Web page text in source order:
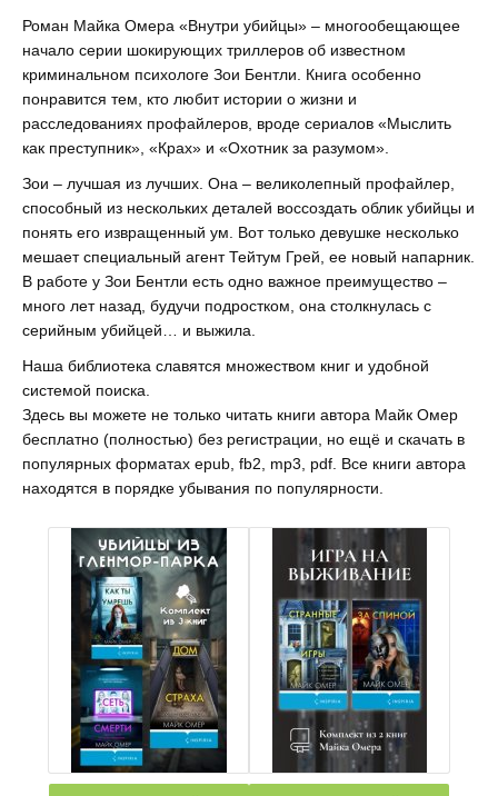
Роман Майка Омера «Внутри убийцы» – многообещающее
начало серии шокирующих триллеров об известном
криминальном психологе Зои Бентли. Книга особенно
понравится тем, кто любит истории о жизни и
расследованиях профайлеров, вроде сериалов «Мыслить
как преступник», «Крах» и «Охотник за разумом».
Зои – лучшая из лучших. Она – великолепный профайлер,
способный из нескольких деталей воссоздать облик убийцы и
понять его извращенный ум. Вот только девушке несколько
мешает специальный агент Тейтум Грей, ее новый напарник.
В работе у Зои Бентли есть одно важное преимущество –
много лет назад, будучи подростком, она столкнулась с
серийным убийцей… и выжила.
Наша библиотека славятся множеством книг и удобной
системой поиска.
Здесь вы можете не только читать книги автора Майк Омер
бесплатно (полностью) без регистрации, но ещё и скачать в
популярных форматах epub, fb2, mp3, pdf. Все книги автора
находятся в порядке убывания по популярности.